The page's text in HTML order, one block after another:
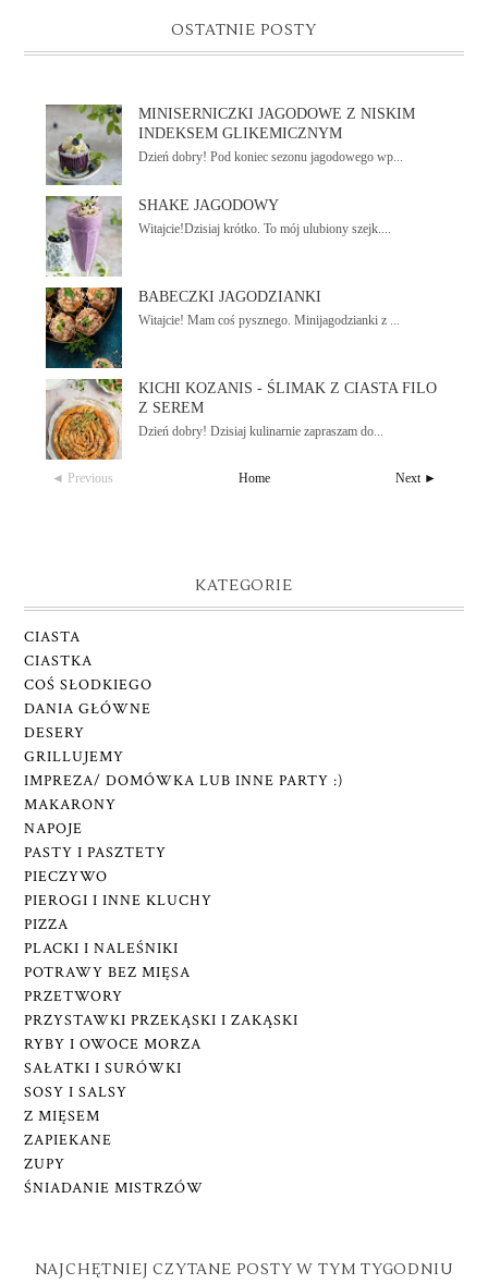
OSTATNIE POSTY
MINISERNICZKI JAGODOWE Z NISKIM
INDEKSEM GLIKEMICZNYM
Dzień dobry! Pod koniec sezonu jagodowego wp...
SHAKE JAGODOWY
Witajcie!Dzisiaj krótko. To mój ulubiony szejk....
BABECZKI JAGODZIANKI
Witajcie! Mam coś pysznego. Minijagodzianki z ...
KICHI KOZANIS - ŚLIMAK Z CIASTA FILO
Z SEREM
Dzień dobry! Dzisiaj kulinarnie zapraszam do...
◄ Previous Next ►
Home
KATEGORIE
CIASTA
CIASTKA
COŚ SŁODKIEGO
DANIA GŁÓWNE
DESERY
GRILLUJEMY
IMPREZA/ DOMÓWKA LUB INNE PARTY :)
MAKARONY
NAPOJE
PASTY I PASZTETY
PIECZYWO
PIEROGI I INNE KLUCHY
PIZZA
PLACKI I NALEŚNIKI
POTRAWY BEZ MIĘSA
PRZETWORY
PRZYSTAWKI PRZEKĄSKI I ZAKĄSKI
RYBY I OWOCE MORZA
SAŁATKI I SURÓWKI
SOSY I SALSY
Z MIĘSEM
ZAPIEKANE
ZUPY
ŚNIADANIE MISTRZÓW
NAJCHĘTNIEJ CZYTANE POSTY W TYM TYGODNIU